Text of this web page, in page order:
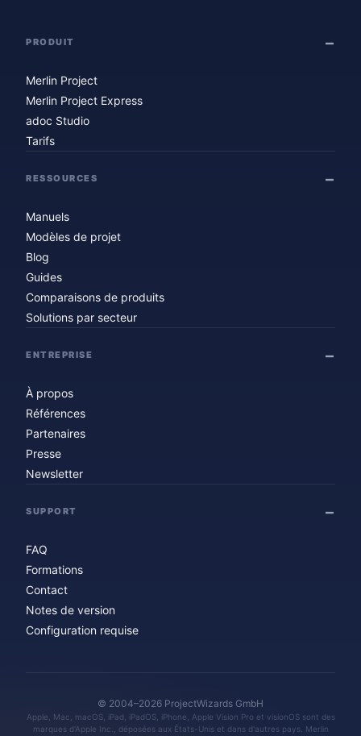
PRODUIT
Merlin Project
Merlin Project Express
adoc Studio
Tarifs
RESSOURCES
Manuels
Modèles de projet
Blog
Guides
Comparaisons de produits
Solutions par secteur
ENTREPRISE
À propos
Références
Partenaires
Presse
Newsletter
SUPPORT
FAQ
Formations
Contact
Notes de version
Configuration requise
© 2004–2026 ProjectWizards GmbH
Apple, Mac, macOS, iPad, iPadOS, iPhone, Apple Vision Pro et visionOS sont des
marques d'Apple Inc., déposées aux États-Unis et dans d'autres pays. Merlin